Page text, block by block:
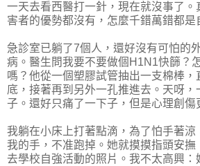
一天去看西醫打一針，現在就沒事了。
害者的優勢都沒有，怎麼千錯萬錯都是
急診室已躺了7個人，還好沒有可怕的
病。醫生問我要不要做個H1N1快篩？
嗎？他從一個塑膠試管抽出一支棉棒，
底，接著再到另外一孔推進去。天呀，
子。還好只痛了一下子，但是心理創傷
我躺在小床上打著點滴，為了怕手著涼
我的手，不准跑掉。她就摸摸指頭安撫
去學校自強活動的照片。我不太高興：